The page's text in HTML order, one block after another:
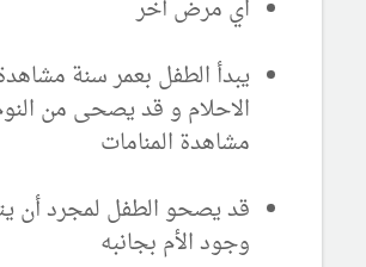
اي مرض آخر
يبدأ الطفل بعمر سنة
الاحلام و قد يصحى من
مشاهدة المنامات
قد يصحو الطفل لمجرد
وجود الأم بجانبه